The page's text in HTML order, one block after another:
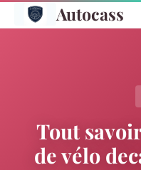
Autocass
Tout
de vélo